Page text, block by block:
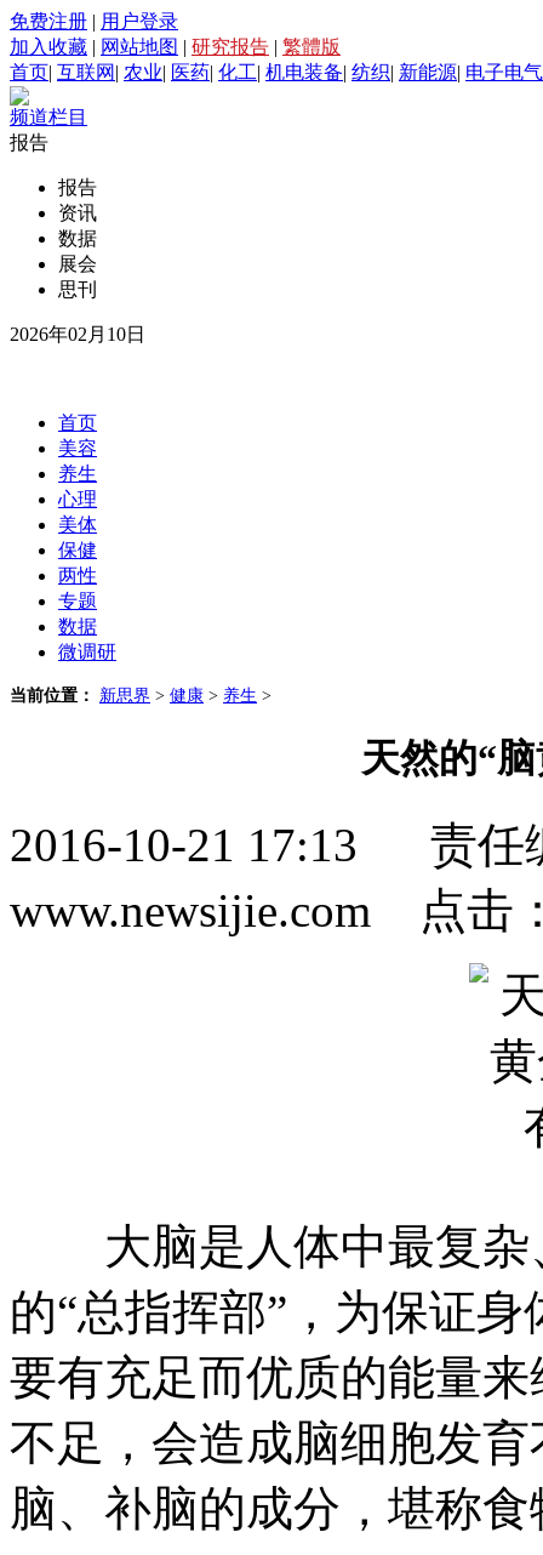
免费注册 | 用户登录
加入收藏 | 网站地图 | 研究报告 | 繁體版
首页| 互联网 | 农业| 医药| 化工| 机电装备| 纺织| 新能源| 电子电气
频道栏目
报告
报告
资讯
数据
展会
思刊
2026年02月10日
首页
美容
养生
心理
美体
保健
两性
专题
数据
微调研
当前位置： 新思界 > 健康 > 养生 >
天然的“
2016-10-21 17:13 责
www.newsijie.com 点击
大脑是人体中最复杂
的“总指挥部”，为保证
要有充足而优质的能量
不足，会造成脑细胞发
脑、补脑的成分，堪称